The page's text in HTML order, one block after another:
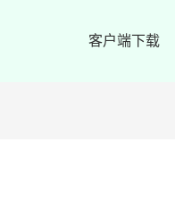
客户端下载